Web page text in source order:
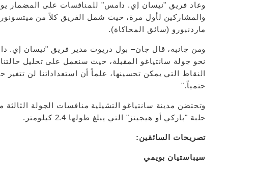
وعاد فريق "نيسان إي. دامس" للمنافسات على المضمار يوم
والمشاركين لأول مرة، حيث شمل الفريق كلاً من
ماردنبورو (سائق المحاكاة).
ومن جانبه، قال جان– بول دريوت مدير فريق "نيسان إي.
نحو جولة سانتياغو المقبلة، حيث سنعمل على تحليل
النقاط التي يمكن تحسينها، علماً أن استعداداتنا لن
حتمياً."
وتحتضن مدينة سانتياغو التشيلية منافسات الجولة
حلبة "باركي أو هيجينز" التي يبلغ طولها 2.4 كيلومتر.
تصريحات السائقين:
سيباستيان بويمي